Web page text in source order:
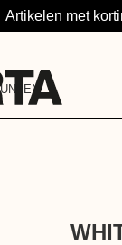
Artikelen met